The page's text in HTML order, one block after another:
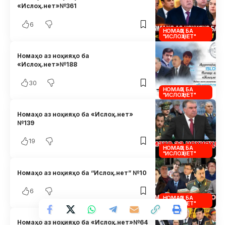
НОМАҲО БА
"ИСЛОҲ.НЕТ"
«Ислоҳ.нет»№361
6
НОМАҲО БА
"ИСЛОҲ.НЕТ"
Номаҳо аз ноҳияҳо ба
«Ислоҳ.нет»№188
30
НОМАҲО БА
"ИСЛОҲ.НЕТ"
Номаҳо аз ноҳияҳо ба «Ислоҳ.нет»
№139
19
НОМАҲО БА
"ИСЛОҲ.НЕТ"
Номаҳо аз ноҳияҳо ба “Ислоҳ.нет” №10
6
Номаҳо аз ноҳияҳо ба «Ислоҳ.нет»№64